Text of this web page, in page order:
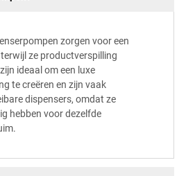
zorgen voor een
ze productverspilling
ideaal om een luxe
te creëren en zijn vaak
dispensers, omdat ze
hebben voor dezelfde